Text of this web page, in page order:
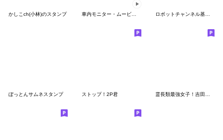
かしこch(小林)のスタンプ 車内モニター・ムービー（多言語） ロボットチャンネル基本編
ぼっとんサムネスタンプ ストップ！2P君